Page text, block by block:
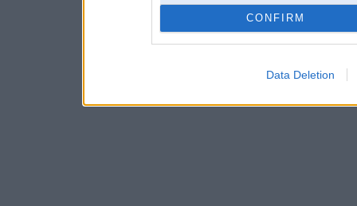
CONFIRM
Data Deletion